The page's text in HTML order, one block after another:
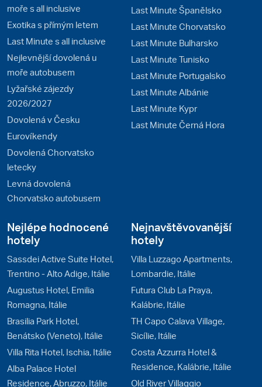
moře s all inclusive
Exotika s přímým letem
Last Minute s all inclusive
Nejlevnější dovolená u
moře autobusem
Lyžařské zájezdy
2026/2027
Dovolená v Česku
Eurovíkendy
Dovolená Chorvatsko
letecky
Levná dovolená
Chorvatsko autobusem
Last Minute Španělsko
Last Minute Chorvatsko
Last Minute Bulharsko
Last Minute Tunisko
Last Minute Portugalsko
Last Minute Albánie
Last Minute Kypr
Last Minute Černá Hora
Nejlépe hodnocené
hotely
Sassdei Active Suite Hotel,
Trentino - Alto Adige, Itálie
Augustus Hotel, Emilia
Romagna, Itálie
Brasilia Park Hotel,
Benátsko (Veneto), Itálie
Villa Rita Hotel, Ischia, Itálie
Alba Palace Hotel
Residence, Abruzzo, Itálie
Nejnavštěvovanější
hotely
Villa Luzzago Apartments,
Lombardie, Itálie
Futura Club La Praya,
Kalábrie, Itálie
TH Capo Calava Village,
Sicílie, Itálie
Costa Azzurra Hotel &
Residence, Kalábrie, Itálie
Old River Villaggio